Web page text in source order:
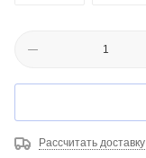
Рассчитать доставку